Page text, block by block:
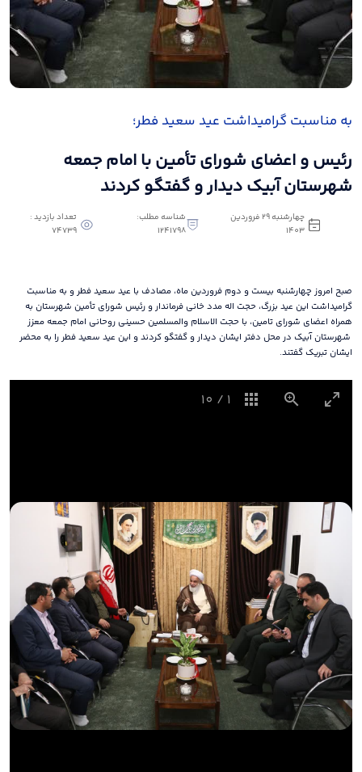
به مناسبت گرامیداشت عید سعید فطر؛
رئیس و اعضای شورای تأمین با امام جمعه
شهرستان آبیک دیدار و گفتگو کردند
چهارشنبه 29 فروردین
1403
شناسه مطلب:
1241798
تعداد بازدید :
74739
صبح امروز چهارشنبه بیست و دوم فروردین ماه، مصادف با عید سعید فطر و به مناسبت
گرامیداشت این عید بزرگ، حجت اله مدد خانی فرماندار و رئیس شورای تأمین شهرستان به
همراه اعضای شورای تامین، با حجت الاسلام والمسلمین حسینی روحانی امام جمعه معزز
شهرستان آبیک در محل دفتر ایشان دیدار و گفتگو کردند و این عید سعید فطر را به محضر
ایشان تبریک گفتند.
1
/
10